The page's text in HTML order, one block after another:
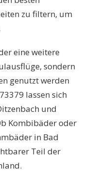
zu filtern, um
eine weitere
sondern
genutzt werden
lassen sich
und
Kombibäder oder
in Bad
Teil der